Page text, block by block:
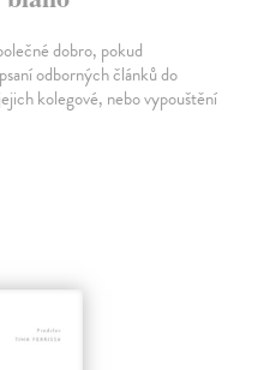
dobro, pokud
odborných článků do
kolegové, nebo vypouštění